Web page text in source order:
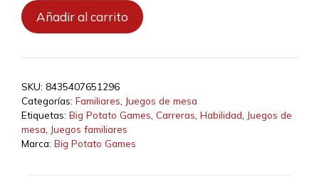
Whirly
Derby
Añadir al carrito
SKU: 8435407651296
Categorías: Familiares Juegos de mesa
Etiquetas: Big Potato Games Carreras Habilidad Juegos de
mesa Juegos familiares
Marca: Big Potato Games